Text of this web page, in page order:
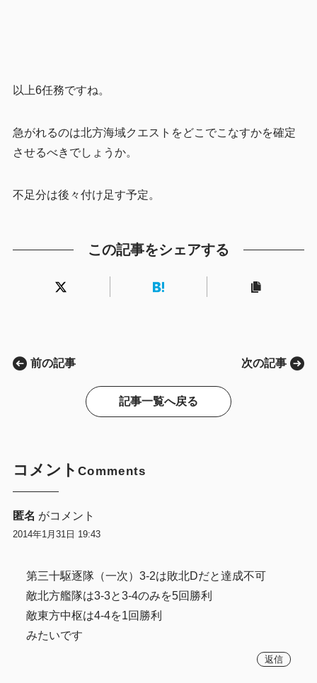
以上6任務ですね。
急がれるのは北方海域クエストをどこでこなすかを確定
させるべきでしょうか。
不足分は後々付け足す予定。
この記事をシェアする
前の記事
記事一覧へ戻る
次の記事
コメント Comments
匿名 がコメント
2014年1月31日 19:43
第三十駆逐隊（一次）3-2は敗北Dだと達成不可
敵北方艦隊は3-3と3-4のみを5回勝利
敵東方中枢は4-4を1回勝利
みたいです
返信